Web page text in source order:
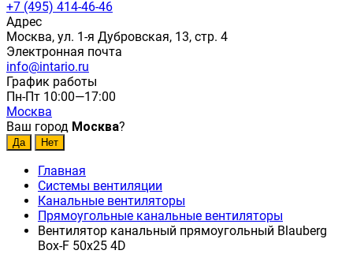
+7 (495) 414-46-46
Адрес
Москва, ул. 1-я Дубровская, 13, стр. 4
Электронная почта
info@intario.ru
График работы
Пн-Пт 10:00—17:00
Москва
Ваш город Москва?
Главная
Системы вентиляции
Канальные вентиляторы
Прямоугольные канальные вентиляторы
Вентилятор канальный прямоугольный Blauberg
Box-F 50х25 4D